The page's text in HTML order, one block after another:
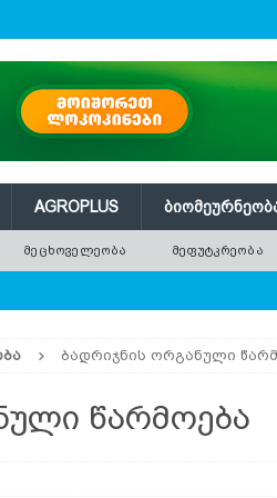
AGROPLUS
ᲛᲔᲪᲮᲝᲕᲔᲚᲔᲝᲑᲐ ᲛᲔᲤᲣᲢᲙᲠᲔᲝᲑᲐ
ᲛᲔᲤᲠᲘᲜᲕᲔᲚᲔᲝᲑᲐ
ბადრიჯნის ორგანული
წარმოება